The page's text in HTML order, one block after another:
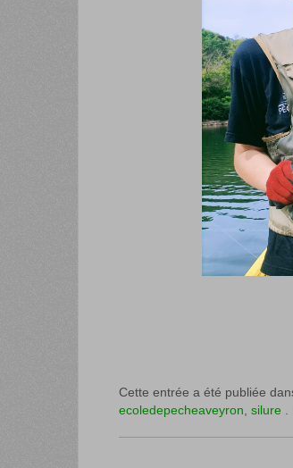
Cette entrée a été publiée
ecoledepecheaveyron silure